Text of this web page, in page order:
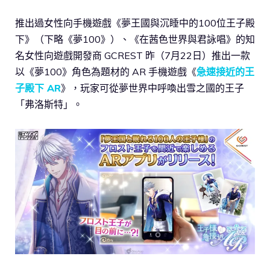
推出過女性向手機遊戲《夢王國與沉睡中的100位王子殿
下》（下略《夢100》）、《在茜色世界與君詠唱》的知
名女性向遊戲開發商 GCREST 昨（7月22日）推出一款
以《夢100》角色為題材的 AR 手機遊戲《急速接近的王
子殿下 AR》，玩家可從夢世界中呼喚出雪之國的王子
「弗洛斯特」。